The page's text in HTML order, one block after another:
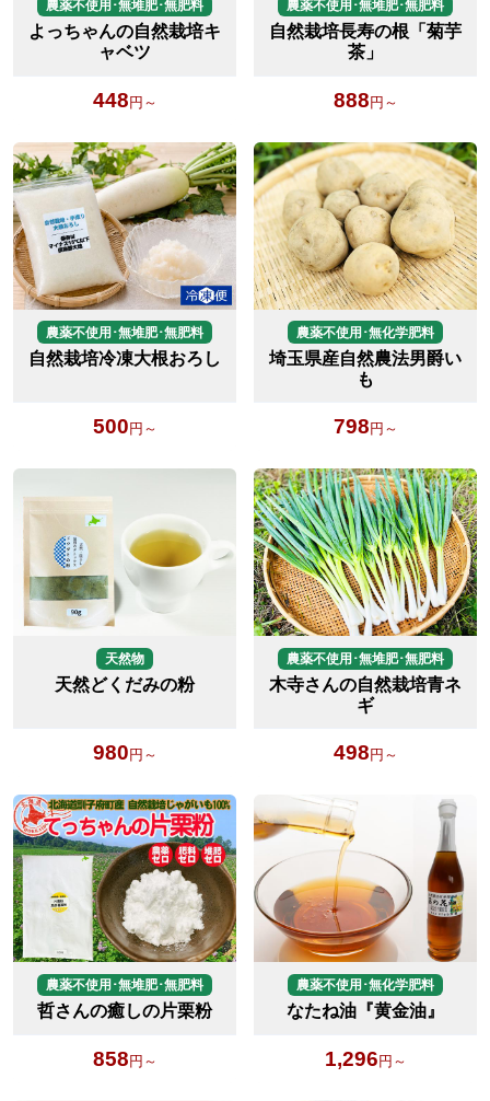
農薬不使用･無堆肥･無肥料
よっちゃんの自然栽培キ
ャベツ
448円～
農薬不使用･無堆肥･無肥料
自然栽培長寿の根「菊芋
茶」
888円～
農薬不使用･無堆肥･無肥料
自然栽培冷凍大根おろし
500 円～
農薬不使用･無化学肥料
埼玉県産自然農法男爵い
も
798 円～
天然物
天然どくだみの粉
980 円～
農薬不使用･無堆肥･無肥料
木寺さんの自然栽培青ネ
ギ
498 円～
農薬不使用･無堆肥･無肥料
哲さんの癒しの片栗粉
858円～
農薬不使用･無化学肥料
なたね油『黄金油』
1,296円～